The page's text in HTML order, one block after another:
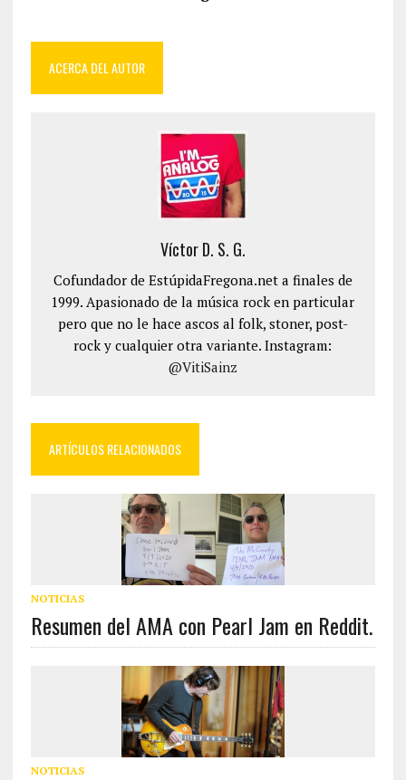
ACERCA DEL AUTOR
Víctor D. S. G.
Cofundador de EstúpidaFregona.net a finales de
1999. Apasionado de la música rock en particular
pero que no le hace ascos al folk, stoner, post-
rock y cualquier otra variante. Instagram:
@VitiSainz
ARTÍCULOS RELACIONADOS
NOTICIAS
Resumen del AMA con Pearl Jam en Reddit.
NOTICIAS